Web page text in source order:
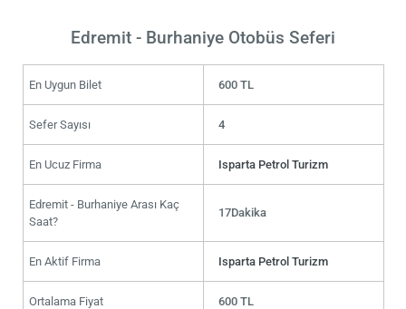
Edremit - Burhaniye Otobüs Seferi
En Uygun Bilet 600 TL
Sefer Sayısı 4
En Ucuz Firma Isparta Petrol Turizm
Edremit - Burhaniye Arası Kaç
Saat?
17Dakika
En Aktif Firma Isparta Petrol Turizm
Ortalama Fiyat 600 TL